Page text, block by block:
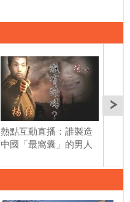
熱點互動直播：誰製造
中國「最窩囊」的男人